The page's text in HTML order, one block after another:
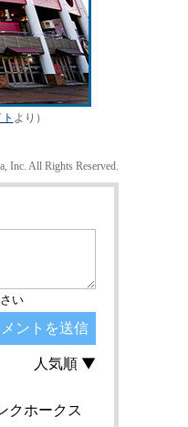
より）
Inc. All Rights Reserved.